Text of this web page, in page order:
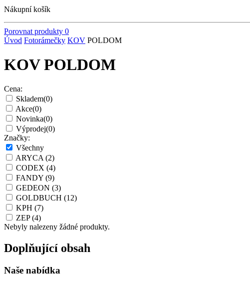
Nákupní košík
Porovnat produkty 0
Úvod Fotorámečky KOV POLDOM
KOV POLDOM
Cena:
Skladem(0)
Akce(0)
Novinka(0)
Výprodej(0)
Značky:
Všechny
ARYCA(2)
CODEX (4)
FANDY (9)
GEDEON (3)
GOLDBUCH (12)
KPH (7)
ZEP(4)
Nebyly nalezeny žádné produkty.
Doplňující obsah
Naše nabídka